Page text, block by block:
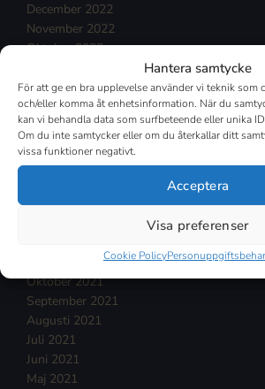
Hantera samtycke
För att ge en bra upplevelse använder vi teknik som
och/eller komma åt enhetsinformation. När du
kan vi behandla data som surfbeteende eller unika
Om du inte samtycker eller om du återkallar ditt
vissa funktioner negativt.
Acceptera
Visa preferenser
Cookie Policy
December 2022
November 2022
Oktober 2022
Augusti 2022
Juli 2022
Juni 2022
Maj 2022
April 2022
Februari 2022
November 2021
Oktober 2021
September 2021
Augusti 2021
Juli 2021
Juni 2021
Maj 2021